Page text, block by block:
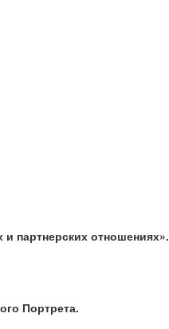
партнерских отношениях».
Портрета.